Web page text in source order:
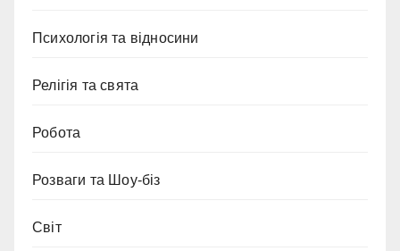
Психологія та відносини
Релігія та свята
Робота
Розваги та Шоу-біз
Світ